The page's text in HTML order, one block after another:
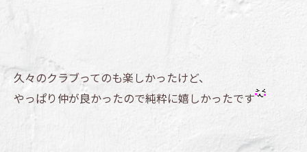
久々のクラブってのも楽しかったけど、
やっぱり仲が良かったので純粋に嬉しかったです